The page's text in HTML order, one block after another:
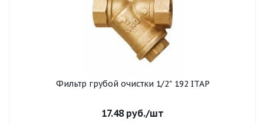
Фильтр грубой очистки 1/2" 192 ITAP
17.48руб./шт